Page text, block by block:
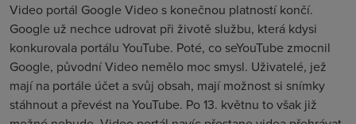
Video portál Google Video s konečnou platností končí.
Google už nechce udrovat při životě službu, která kdysi
konkurovala portálu YouTube. Poté, co seYouTube zmocnil
Google, původní Video nemělo moc smysl. Uživatelé, jež
mají na portále účet a svůj obsah, mají možnost si snímky
stáhnout a převést na YouTube. Po 13. květnu to však již